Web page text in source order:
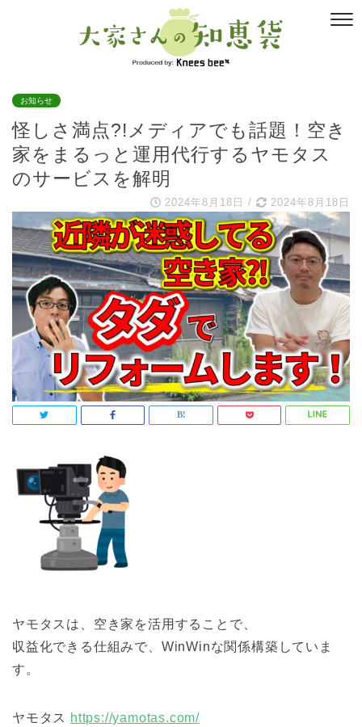
お知らせ
怪しさ満点?!メディアでも話題！空き
家をまるっと運用代行するヤモタス
のサービスを解明
2024年8月18日 / 2024年8月18日
ヤモタスは、空き家を活用することで、
収益化できる仕組みで、WinWinな関係構築していま
す。
ヤモタス
https://yamotas.com/